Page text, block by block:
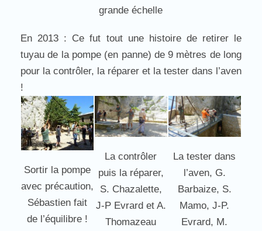
grande échelle
En 2013 : Ce fut tout une histoire de retirer le
tuyau de la pompe (en panne) de 9 mètres de long
pour la contrôler, la réparer et la tester dans l’aven
!
Sortir la pompe
avec précaution,
Sébastien fait
de l’équilibre !
La contrôler
puis la réparer,
S. Chazalette,
J-P Evrard et A.
Thomazeau
La tester dans
l’aven, G.
Barbaize, S.
Mamo, J-P.
Evrard, M.